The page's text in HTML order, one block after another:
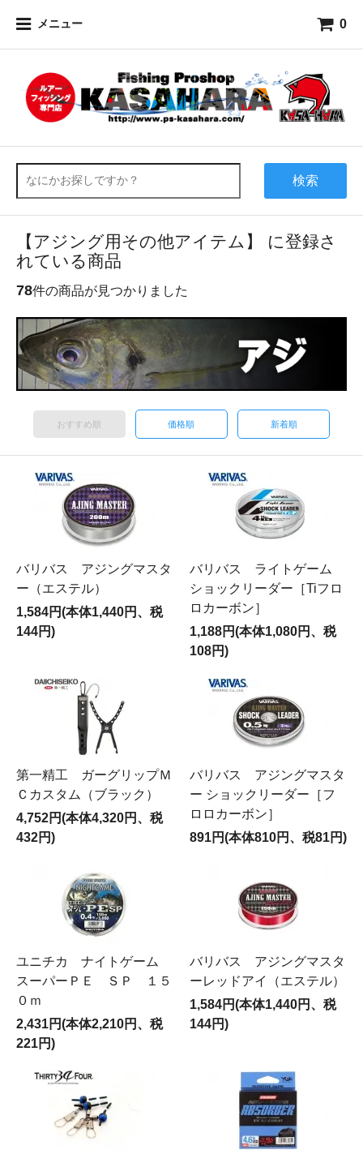
メニュー 0
検索
【アジング用その他アイテム】 に登録さ
れている商品
78件の商品が見つかりました
おすすめ順 価格順 新着順
バリバス アジングマスタ
ー（エステル）
1,584円(本体1,440円、税
144円)
バリバス ライトゲーム
ショックリーダー［Tiフロ
ロカーボン］
1,188円(本体1,080円、税
108円)
第一精工 ガーグリップＭ
Ｃカスタム（ブラック）
4,752円(本体4,320円、税
432円)
バリバス アジングマスタ
ー ショックリーダー［フ
ロロカーボン］
891円(本体810円、税81円)
ユニチカ ナイトゲーム
スーパーＰＥ ＳＰ １５
０ｍ
2,431円(本体2,210円、税
221円)
バリバス アジングマスタ
ーレッドアイ（エステル）
1,584円(本体1,440円、税
144円)